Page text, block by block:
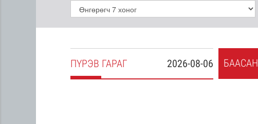
2026-08-06
ПҮРЭВ ГАРАГ БААСАН